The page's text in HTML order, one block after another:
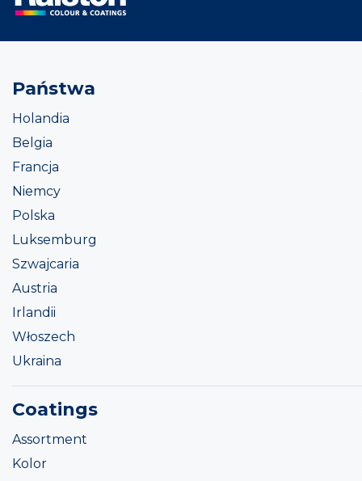
Państwa
Holandia
Belgia
Francja
Niemcy
Polska
Luksemburg
Szwajcaria
Austria
Irlandii
Włoszech
Ukraina
Coatings
Assortment
Kolor